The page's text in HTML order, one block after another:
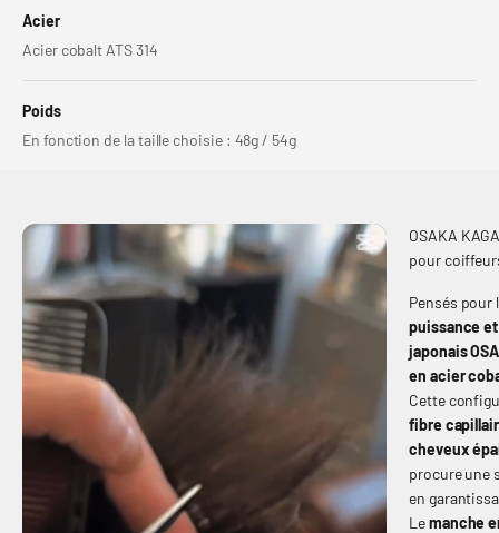
Acier
Acier cobalt ATS 314
Poids
En fonction de la taille choisie : 48g / 54g
OSAKA
pour
Pensés pour
puissance
japonais
en acier
Cette
fibre
cheveux
procure une
en
Lemanche